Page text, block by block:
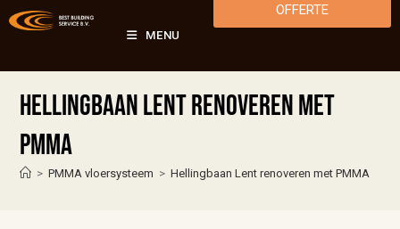
MENU
OFFERTE
Hellingbaan Lent renoveren met
PMMA
> PMMA vloersysteem > Hellingbaan Lent renoveren met PMMA